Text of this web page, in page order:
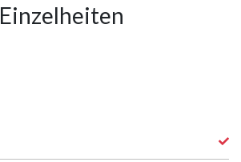
Einzelheiten